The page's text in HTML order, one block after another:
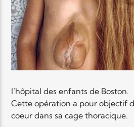
Elyon Live
Elyon Kids
l’hôpital des enfants de Boston.
Cette opération a pour objectif
coeur dans sa cage thoracique.